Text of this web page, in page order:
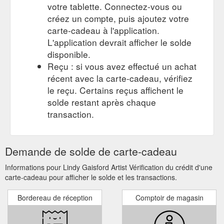
votre tablette. Connectez-vous ou
créez un compte, puis ajoutez votre
carte-cadeau à l'application.
L'application devrait afficher le solde
disponible.
Reçu : si vous avez effectué un achat
récent avec la carte-cadeau, vérifiez
le reçu. Certains reçus affichent le
solde restant après chaque
transaction.
Demande de solde de carte-cadeau
Informations pour Lindy Gaisford Artist Vérification du crédit d'une
carte-cadeau pour afficher le solde et les transactions.
Bordereau de réception Comptoir de magasin